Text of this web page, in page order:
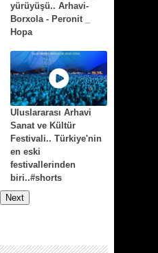
yürüyüşü.. Arhavi-
Borxola - Peronit _
Hopa
Uluslararası Arhavi
Sanat ve Kültür
Festivali.. Türkiye'nin
en eski
festivallerinden
biri..#shorts
Next